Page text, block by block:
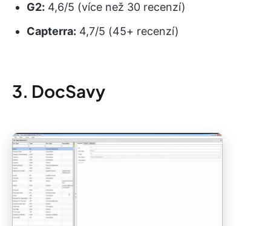
G2: 4,6/5 (více než 30 recenzí)
Capterra: 4,7/5 (45+ recenzí)
3. DocSavy